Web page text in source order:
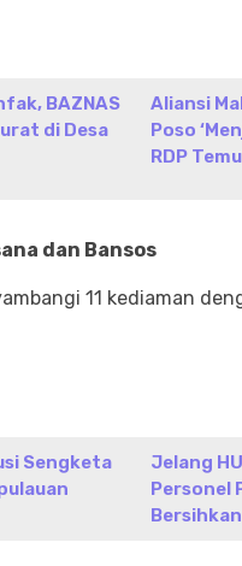
BAZNAS
di Desa
Aliansi
Poso
RDP
dan Bansos
11 kediaman
Sengketa
Jelang
Personel